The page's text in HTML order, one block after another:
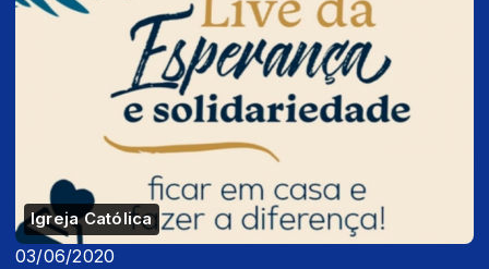
Igreja Católica
03/06/2020